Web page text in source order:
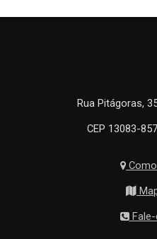
Rua Pitágoras,
CEP 13083-